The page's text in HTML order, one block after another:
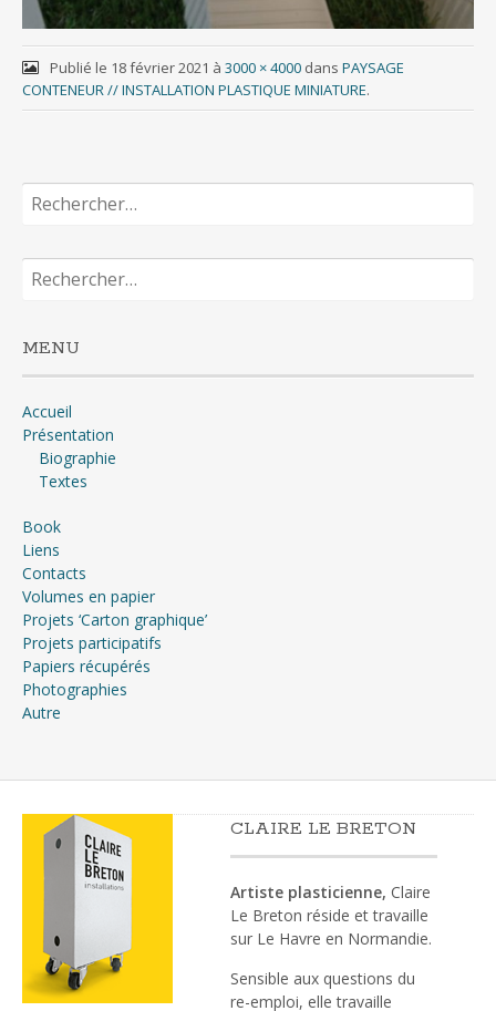
Publié le 18 février 2021 à 3000 × 4000dans PAYSAGE
CONTENEUR // INSTALLATION PLASTIQUE MINIATURE.
Rechercher :
Rechercher :
MENU
Accueil
Présentation
Biographie
Textes
Book
Liens
Contacts
Volumes en papier
Projets ‘Carton graphique’
Projets participatifs
Papiers récupérés
Photographies
Autre
CLAIRE LE BRETON
Artiste plasticienne, Claire
Le Breton réside et travaille
sur Le Havre en Normandie.
Sensible aux questions du
re-emploi, elle travaille